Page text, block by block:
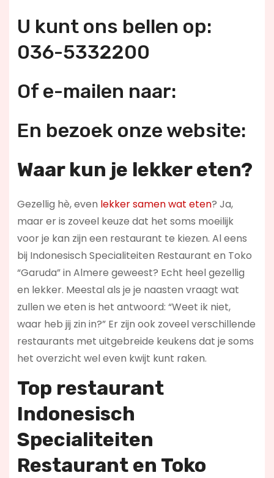
U kunt ons bellen op:
036-5332200
Of e-mailen naar:
En bezoek onze website:
Waar kun je lekker eten?
Gezellig hè, even lekker samen wat eten? Ja,
maar er is zoveel keuze dat het soms moeilijk
voor je kan zijn een restaurant te kiezen. Al eens
bij Indonesisch Specialiteiten Restaurant en Toko
“Garuda” in Almere geweest? Echt heel gezellig
en lekker. Meestal als je je naasten vraagt wat
zullen we eten is het antwoord: “Weet ik niet,
waar heb jij zin in?” Er zijn ook zoveel verschillende
restaurants met uitgebreide keukens dat je soms
het overzicht wel even kwijt kunt raken.
Top restaurant
Indonesisch
Specialiteiten
Restaurant en Toko